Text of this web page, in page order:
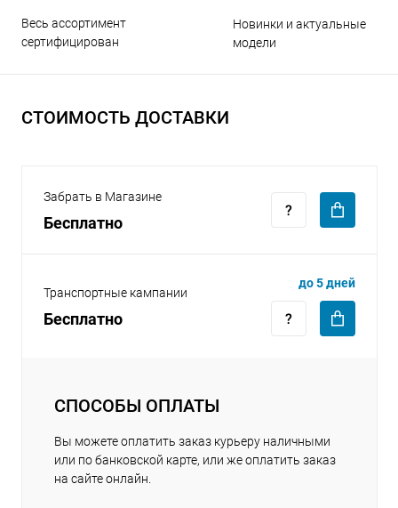
Весь ассортимент
сертифицирован
Новинки и актуальные
модели
СТОИМОСТЬ ДОСТАВКИ
Забрать в Магазине
Бесплатно
Транспортные кампании
Бесплатно
до 5 дней
СПОСОБЫ ОПЛАТЫ
Вы можете оплатить заказ курьеру наличными
или по банковской карте, или же оплатить заказ
на сайте онлайн.
раз в 2 недели